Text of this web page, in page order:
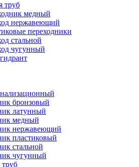
труб
медный
нержавеющий
переходники
стальной
чугунный
бронзовый
латунный
медный
нержавеющий
пластиковый
стальной
чугунный